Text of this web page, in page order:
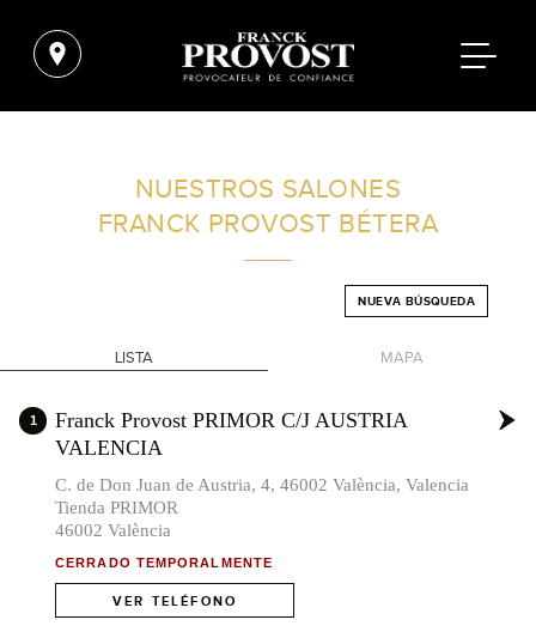
FILTROS AVANZADOS
NUESTROS SALONES
FRANCK PROVOST BÉTERA
NUEVA BÚSQUEDA
LISTA MAPA
+
1
Franck Provost PRIMOR C/J AUSTRIA
VALENCIA
C. de Don Juan de Austria, 4, 46002 València, Valencia
Tienda PRIMOR
46002 València
CERRADO TEMPORALMENTE
VER TELÉFONO